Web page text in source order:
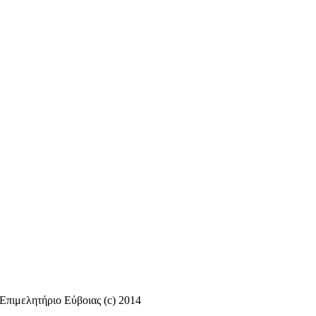
Επιμελητήριο Εύβοιας (c) 2014